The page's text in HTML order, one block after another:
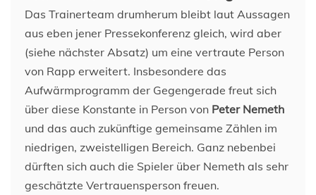
Das Trainerteam drumherum bleibt laut Aussagen
aus eben jener Pressekonferenz gleich, wird aber
(siehe nächster Absatz) um eine vertraute Person
von Rapp erweitert. Insbesondere das
Aufwärmprogramm der Gegengerade freut sich
über diese Konstante in Person von Peter Nemeth
und das auch zukünftige gemeinsame Zählen im
niedrigen, zweistelligen Bereich. Ganz nebenbei
dürften sich auch die Spieler über Nemeth als sehr
geschätzte Vertrauensperson freuen.